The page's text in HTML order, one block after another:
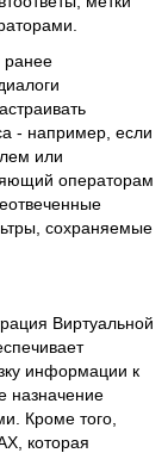
ранее
- например, если
или
операторам
сохраняемые
Виртуальной
информации к
назначение
Кроме того,
которая